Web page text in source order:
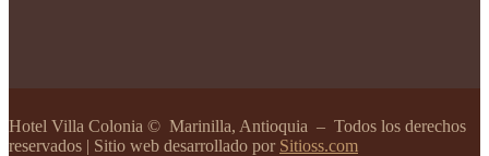
Hotel Villa Colonia © Marinilla, Antioquia – Todos los derechos
reservados | Sitio web desarrollado por Sitioss.com